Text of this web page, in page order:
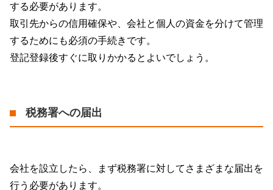
する必要があります。
取引先からの信用確保や、会社と個人の資金を分けて管理
するためにも必須の手続きです。
登記登録後すぐに取りかかるとよいでしょう。
税務署への届出
会社を設立したら、まず税務署に対してさまざまな届出を
行う必要があります。